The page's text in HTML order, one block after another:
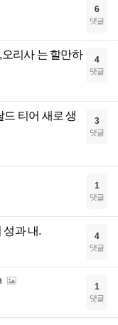
6
댓글
리사 는 할만하
4
댓글
드 티어 새로 생
3
댓글
1
댓글
성과 내. 4
댓글
1
댓글